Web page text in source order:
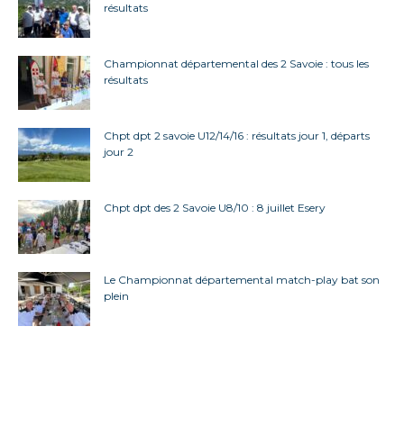
résultats
Championnat départemental des 2 Savoie : tous les
résultats
Chpt dpt 2 savoie U12/14/16 : résultats jour 1, départs
jour 2
Chpt dpt des 2 Savoie U8/10 : 8 juillet Esery
Le Championnat départemental match-play bat son
plein